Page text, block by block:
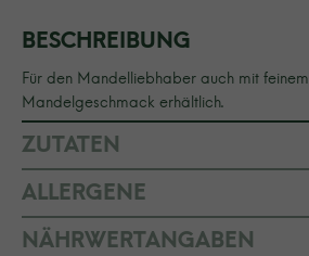
BESCHREIBUNG
Für den Mandelliebhaber auch mit feinem
Mandelgeschmack erhältlich.
ZUTATEN
ALLERGENE
NÄHRWERTANGABEN